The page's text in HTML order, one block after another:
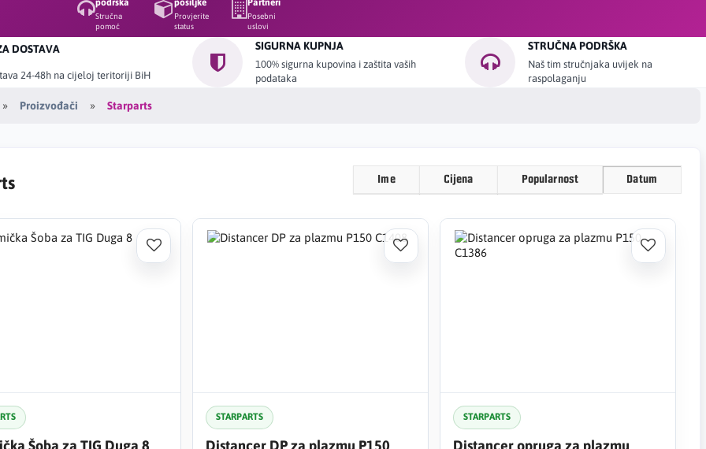
Stručna
pomoć
Provjerite
status
Posebni
uslovi
DOSTAVA
24-48h na cijeloj teritoriji BiH
SIGURNA KUPNJA
100% sigurna kupovina i zaštita vaših
podataka
STRUČNA PODRŠKA
Naš tim stručnjaka uvijek na
raspolaganju
Proizvođači Starparts
Ime Cijena Popularnost Datum
Šoba za TIG Duga 8
STARPARTS
Distancer DP za plazmu P150
STARPARTS
Distancer opruga za plazmu